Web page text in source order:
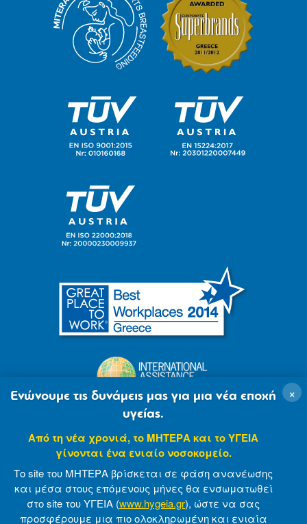
© 2007-2021 MITERA S.A Privacy Policy
×
Ενώνουμε τις δυνάμεις μας για μια νέα εποχή
υγείας.
Από τη νέα χρονιά, το ΜΗΤΕΡΑ και το ΥΓΕΙΑ
γίνονται ένα ενιαίο νοσοκομείο.
Το site του ΜΗΤΕΡΑ βρίσκεται σε φάση ανανέωσης
και μέσα στους επόμενους μήνες θα ενσωματωθεί
στο site του ΥΓΕΙΑ (www.hygeia.gr), ώστε να σας
προσφέρουμε μια πιο ολοκληρωμένη και ενιαία